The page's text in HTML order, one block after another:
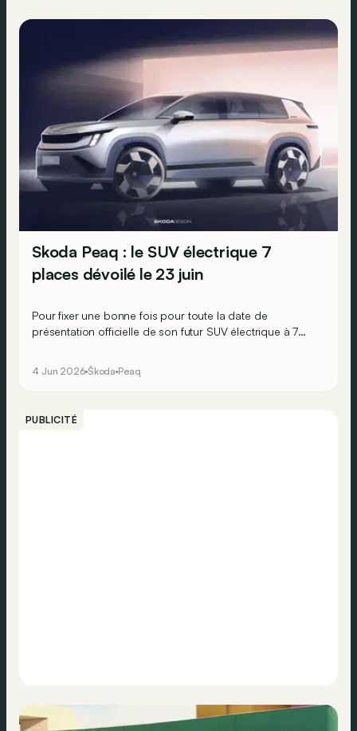
Skoda Peaq : le SUV électrique 7
places dévoilé le 23 juin
Pour fixer une bonne fois pour toute la date de
présentation officielle de son futur SUV électrique à 7
4 Jun 2026 Škoda Peaq
PUBLICITÉ